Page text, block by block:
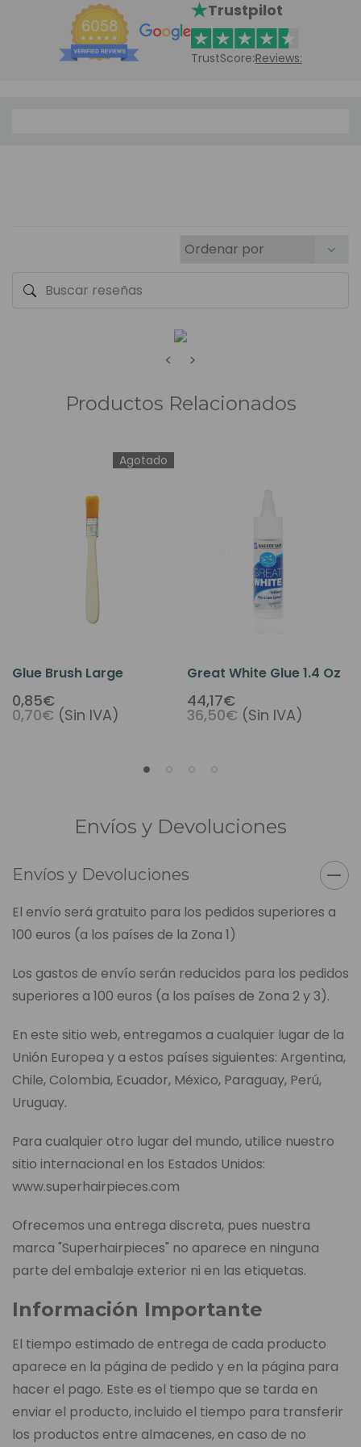
Trustpilot
TrustScore:Reviews:
< >
Productos Relacionados
Agotado
Glue Brush Large
0,85€
0,70€ (Sin IVA)
Great White Glue 1.4 Oz
44,17€
36,50€ (Sin IVA)
Envíos y Devoluciones
Envíos y Devoluciones
El envío será gratuito para los pedidos superiores a
100 euros (a los países de la Zona 1)
Los gastos de envío serán reducidos para los pedidos
superiores a 100 euros (a los países de Zona 2 y 3).
En este sitio web, entregamos a cualquier lugar de la
Unión Europea y a estos países siguientes: Argentina,
Chile, Colombia, Ecuador, México, Paraguay, Perú,
Uruguay.
Para cualquier otro lugar del mundo, utilice nuestro
sitio internacional en los Estados Unidos:
www.superhairpieces.com
Ofrecemos una entrega discreta, pues nuestra
marca "Superhairpieces" no aparece en ninguna
parte del embalaje exterior ni en las etiquetas.
Información Importante
El tiempo estimado de entrega de cada producto
aparece en la página de pedido y en la página para
hacer el pago. Este es el tiempo que se tarda en
enviar el producto, incluido el tiempo para transferir
los productos entre almacenes, en caso de no